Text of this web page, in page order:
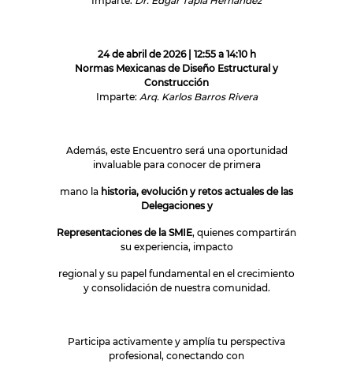
24 de abril de 2026 | 12:55 a 14:10 h
Normas Mexicanas de Diseño Estructural y
Construcción
Imparte: Arq. Karlos Barros Rivera
Además, este Encuentro será una oportunidad
invaluable para conocer de primera
mano la historia, evolución y retos actuales de las
Delegaciones y
Representaciones de la SMIE, quienes compartirán
su experiencia, impacto
regional y su papel fundamental en el crecimiento
y consolidación de nuestra comunidad.
Participa activamente y amplía tu perspectiva
profesional, conectando con